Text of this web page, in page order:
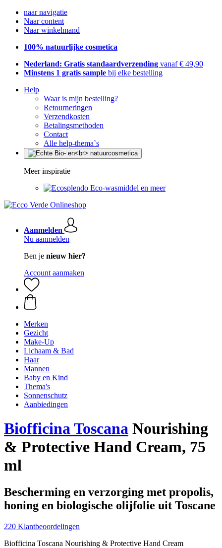
naar navigatie
Naar content
Naar winkelmand
100% natuurlijke cosmetica
Nederland: Gratis standaardverzending vanaf € 49,90
Minstens 1 gratis sample bij elke bestelling
Help
Waar is mijn bestelling?
Retourneringen
Verzendkosten
Betalingsmethoden
Contact
Alle help-thema`s
Meer inspiratie
Eco-wasmiddel en meer
Aanmelden
Nu aanmelden
Ben je nieuw hier?
Account aanmaken
Merken
Gezicht
Make-Up
Lichaam & Bad
Haar
Mannen
Baby en Kind
Thema's
Sonnenschutz
Aanbiedingen
Biofficina Toscana Nourishing
& Protective Hand Cream, 75
ml
Bescherming en verzorging met propolis,
honing en biologische olijfolie uit Toscane
220 Klantbeoordelingen
Biofficina Toscana Nourishing & Protective Hand Cream